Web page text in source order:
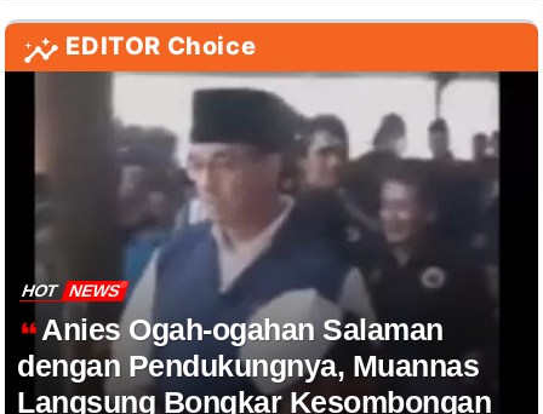
EDITOR Choice
HOT NEWS
Anies Ogah-ogahan Salaman
dengan Pendukungnya, Muannas
Langsung Bongkar Kesombongan